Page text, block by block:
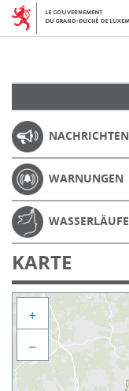
NACHRICHTEN
WARNUNGEN
WASSERLÄUFE
KARTE
+
−